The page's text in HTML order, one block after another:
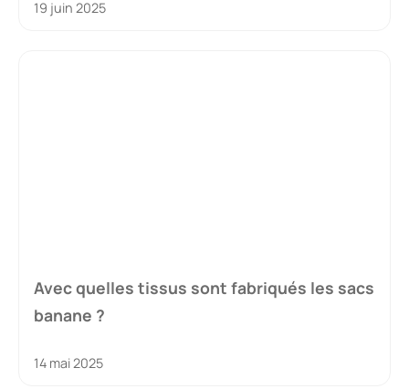
19 juin 2025
Avec quelles tissus sont fabriqués les sacs
banane ?
14 mai 2025